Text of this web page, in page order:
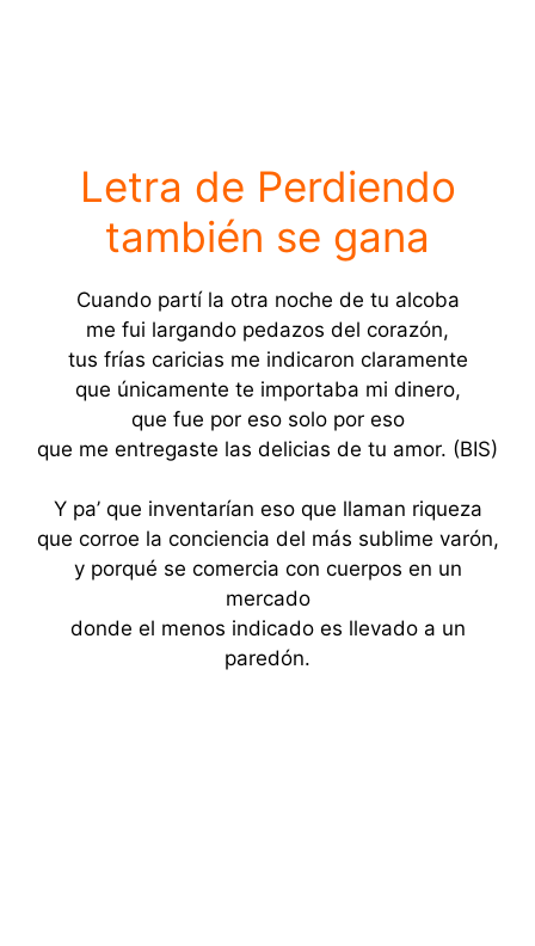
Letra de Perdiendo
también se gana
Cuando partí la otra noche de tu alcoba
me fui largando pedazos del corazón,
tus frías caricias me indicaron claramente
que únicamente te importaba mi dinero,
que fue por eso solo por eso
que me entregaste las delicias de tu amor. (BIS)
Y pa’ que inventarían eso que llaman riqueza
que corroe la conciencia del más sublime varón,
y porqué se comercia con cuerpos en un
mercado
donde el menos indicado es llevado a un
paredón.